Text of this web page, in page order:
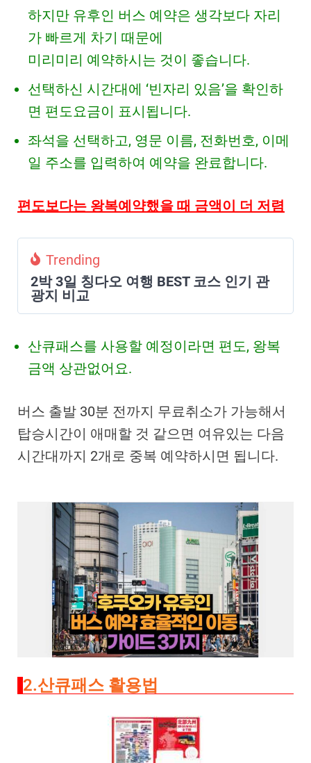
하지만 유후인 버스 예약은 생각보다 자리
가 빠르게 차기 때문에
미리미리 예약하시는 것이 좋습니다.
선택하신 시간대에 ‘빈자리 있음’을 확인하
면 편도요금이 표시됩니다.
좌석을 선택하고, 영문 이름, 전화번호, 이메
일 주소를 입력하여 예약을 완료합니다.
편도보다는 왕복예약했을 때 금액이 더 저렴
Trending
2박 3일 칭다오 여행 BEST 코스 인기 관
광지 비교
산큐패스를 사용할 예정이라면 편도, 왕복
금액 상관없어요.
버스 출발 30분 전까지 무료취소가 가능해서
탑승시간이 애매할 것 같으면 여유있는 다음
시간대까지 2개로 중복 예약하시면 됩니다.
2.산큐패스 활용법